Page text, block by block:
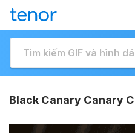
Black Canary Canary